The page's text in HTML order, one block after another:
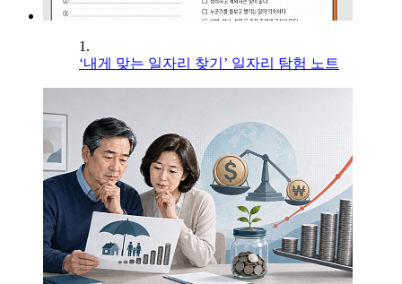
1.
‘내게 맞는 일자리 찾기’ 일자리 탐험 노트